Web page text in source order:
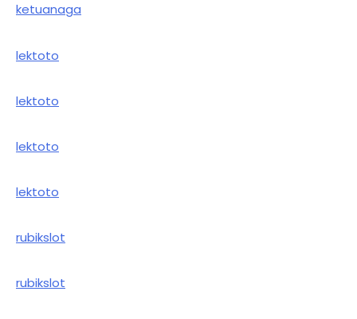
ketuanaga
lektoto
lektoto
lektoto
lektoto
rubikslot
rubikslot